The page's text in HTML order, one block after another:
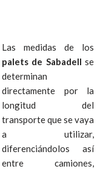
Las medidas de los
palets de Sabadell se
determinan
directamente por la
longitud del
transporte que se vaya
a utilizar,
diferenciándolos así
entre camiones,